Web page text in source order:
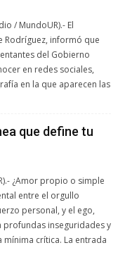
/ MundoUR).- El
Rodríguez, informó que
del Gobierno
en redes sociales,
en la que aparecen las
que define tu
¿Amor propio o simple
entre el orgullo
personal, y el ego,
profundas inseguridades y
crítica. La entrada